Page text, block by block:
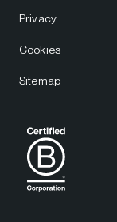
Privacy
Cookies
Sitemap